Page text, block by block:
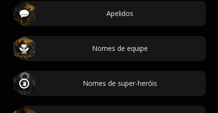
Apelidos
Nomes de equipe
Nomes de super-heróis